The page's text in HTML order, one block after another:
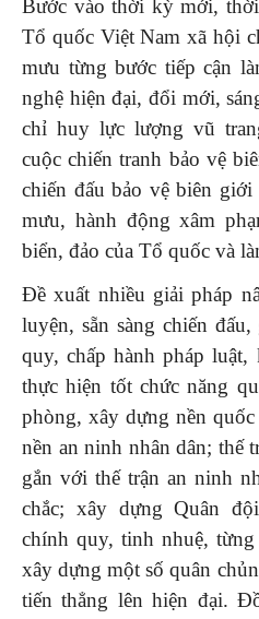
Bước vào thời kỳ mới,
Tổ quốc Việt Nam xã hội
mưu từng bước tiếp cận
nghệ hiện đại, đổi mới,
chỉ huy lực lượng vũ
cuộc chiến tranh bảo vệ
chiến đấu bảo vệ biên giới
mưu, hành động xâm
biển, đảo của Tổ quốc và
Đề xuất nhiều giải pháp
luyện, sẵn sàng chiến
quy, chấp hành pháp
thực hiện tốt chức năng
phòng, xây dựng nền
nền an ninh nhân dân; thế
gắn với thế trận an ninh
chắc; xây dựng Quân
chính quy, tinh nhuệ,
xây dựng một số quân
tiến thẳng lên hiện đại.